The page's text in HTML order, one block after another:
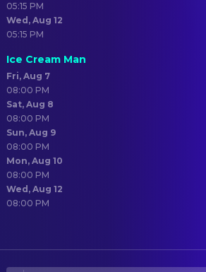
05:15 PM
Wed, Aug 12
05:15 PM
Ice Cream Man
Fri, Aug 7
08:00 PM
Sat, Aug 8
08:00 PM
Sun, Aug 9
08:00 PM
Mon, Aug 10
08:00 PM
Wed, Aug 12
08:00 PM